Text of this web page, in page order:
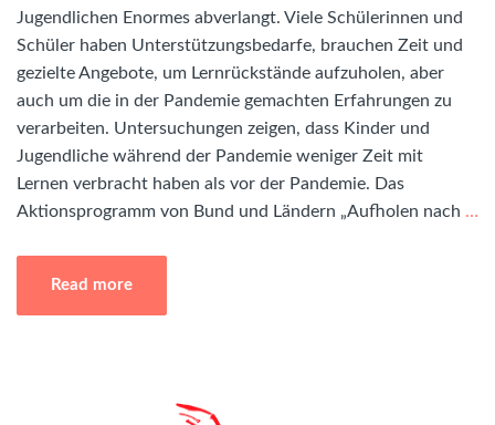
Jugendlichen Enormes abverlangt. Viele Schülerinnen und
Schüler haben Unterstützungsbedarfe, brauchen Zeit und
gezielte Angebote, um Lernrückstände aufzuholen, aber
auch um die in der Pandemie gemachten Erfahrungen zu
verarbeiten. Untersuchungen zeigen, dass Kinder und
Jugendliche während der Pandemie weniger Zeit mit
Lernen verbracht haben als vor der Pandemie. Das
Aktionsprogramm von Bund und Ländern „Aufholen nach …
Read more